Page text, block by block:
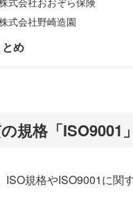
式会社野崎造園
とめ
規格「ISO9001
ISO規格やISO9001に関